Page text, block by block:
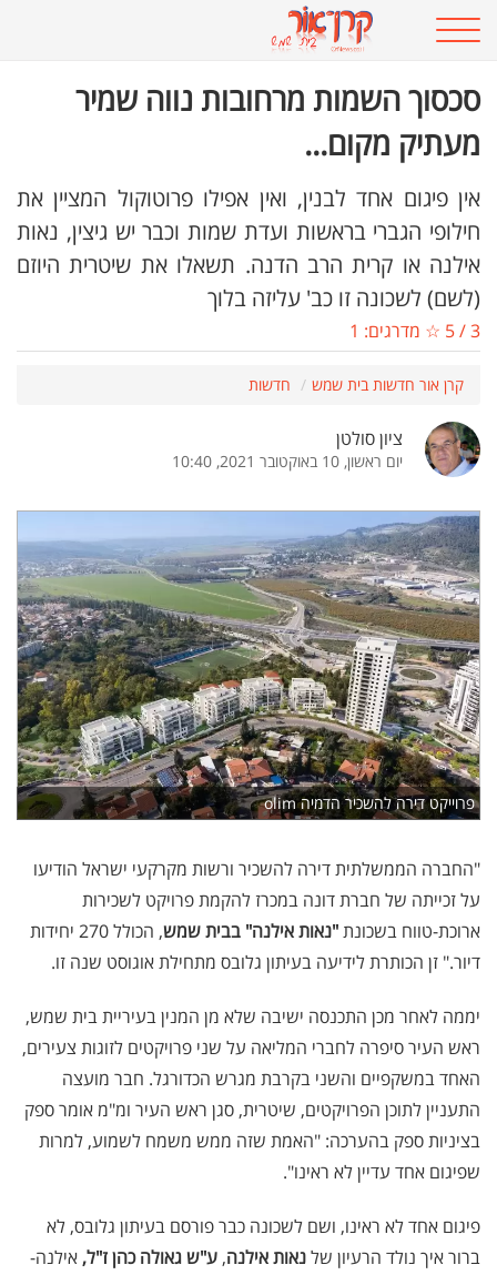
סכסוך השמות מרחובות נווה שמיר
מעתיק מקום...
אין פיגום אחד לבנין, ואין אפילו פרוטוקול המציין את
חילופי הגברי בראשות ועדת שמות וכבר יש גיצין, נאות
אילנה או קרית הרב הדנה. תשאלו את שיטרית היוזם
(לשם) לשכונה זו כב' עליזה בלוך
3
/
5 ☆ מדרגים: 1
קרן אור חדשות בית שמש חדשות
ציון סולטן
יום ראשון, 10 באוקטובר 2021, 10:40
פרוייקט דירה להשכיר הדמיה olim
"החברה הממשלתית דירה להשכיר ורשות מקרקעי ישראל הודיעו
על זכייתה של חברת דונה במכרז להקמת פרויקט לשכירות
ארוכת-טווח בשכונת"נאות אילנה" בבית שמש
, הכולל 270 יחידות
דיור." זן הכותרת לידיעה בעיתון גלובס מתחילת אוגוסט שנה זו.
יממה לאחר מכן התכנסה ישיבה שלא מן המנין בעיריית בית שמש,
ראש העיר סיפרה לחברי המליאה על שני פרויקטים לזוגות צעירים,
האחד במשקפיים והשני בקרבת מגרש הכדורגל. חבר מועצה
התעניין לתוכן הפרויקטים, שיטרית, סגן ראש העיר ומ"מ אומר ספק
בציניות ספק בהערכה: "האמת שזה ממש משמח לשמוע, למרות
שפיגום אחד עדיין לא ראינו".
פיגום אחד לא ראינו, ושם לשכונה כבר פורסם בעיתון גלובס, לא
ברור איך נולד הרעיון שלנאות אילנה, ע"ש גאולה כהן ז"ל, אילנה-